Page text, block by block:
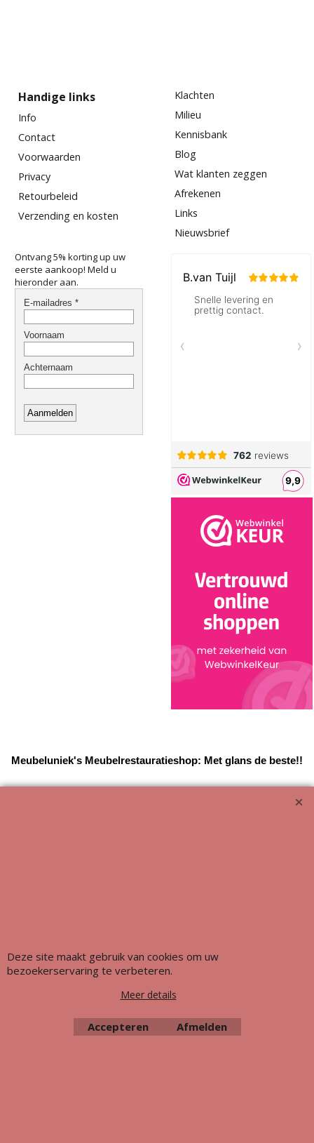
Handige links
Info
Contact
Voorwaarden
Privacy
Retourbeleid
Verzending en kosten
Klachten
Milieu
Kennisbank
Blog
Wat klanten zeggen
Afrekenen
Links
Nieuwsbrief
Ontvang 5% korting up uw
eerste aankoop! Meld u
hieronder aan.
Meubeluniek's Meubelrestauratieshop: Met glans de beste!!
Webwinkel gemaakt met ShopFactory webwinkel software.
Deze site maakt gebruik van cookies om uw
bezoekerservaring te verbeteren.
Meer details
Accepteren Afmelden